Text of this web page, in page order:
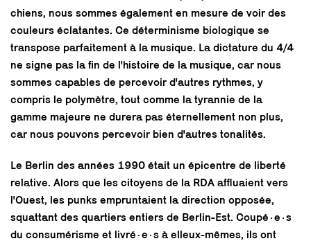
chiens, nous sommes également en mesure de voir des
couleurs éclatantes. Ce déterminisme biologique se
transpose parfaitement à la musique. La dictature du 4/4
ne signe pas la fin de l'histoire de la musique, car nous
sommes capables de percevoir d'autres rythmes, y
compris le polymètre, tout comme la tyrannie de la
gamme majeure ne durera pas éternellement non plus,
car nous pouvons percevoir bien d'autres tonalités.
Le Berlin des années 1990 était un épicentre de liberté
relative. Alors que les citoyens de la RDA affluaient vers
l'Ouest, les punks empruntaient la direction opposée,
squattant des quartiers entiers de Berlin-Est. Coupé·e·s
du consumérisme et livré·e·s à elleux-mêmes, ils ont